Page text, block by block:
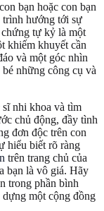
bạn hoặc con bạn
trình hướng tới sự
chứng tự kỷ là một
khiếm khuyết cần
và một góc nhìn
những công cụ và
nhi khoa và tìm
chủ động, đầy tình
đơn độc trên con
hiểu biết rõ ràng
trên trang chủ của
bạn là vô giá. Hãy
trong phần bình
một cộng đồng